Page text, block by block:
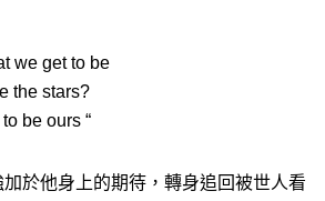
we get to be
the stars?
be ours “
於他身上的期待，轉身追回被世人看